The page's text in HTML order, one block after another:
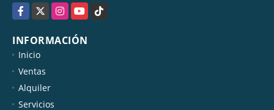
Facebook
X InstagramYouTubeTikTok
INFORMACIÓN
Inicio
Ventas
Alquiler
Servicios